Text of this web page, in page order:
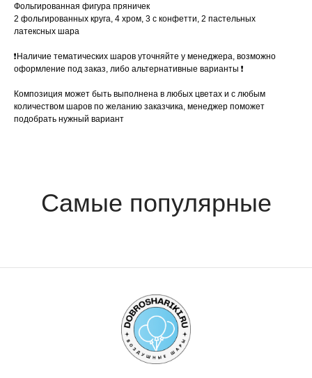
Фольгированная фигура пряничек
2 фольгированных круга, 4 хром, 3 с конфетти, 2 пастельных
латексных шара
❗️Наличие тематических шаров уточняйте у менеджера, возможно
оформление под заказ, либо альтернативные варианты ❗️
Композиция может быть выполнена в любых цветах и с любым
количеством шаров по желанию заказчика, менеджер поможет
подобрать нужный вариант